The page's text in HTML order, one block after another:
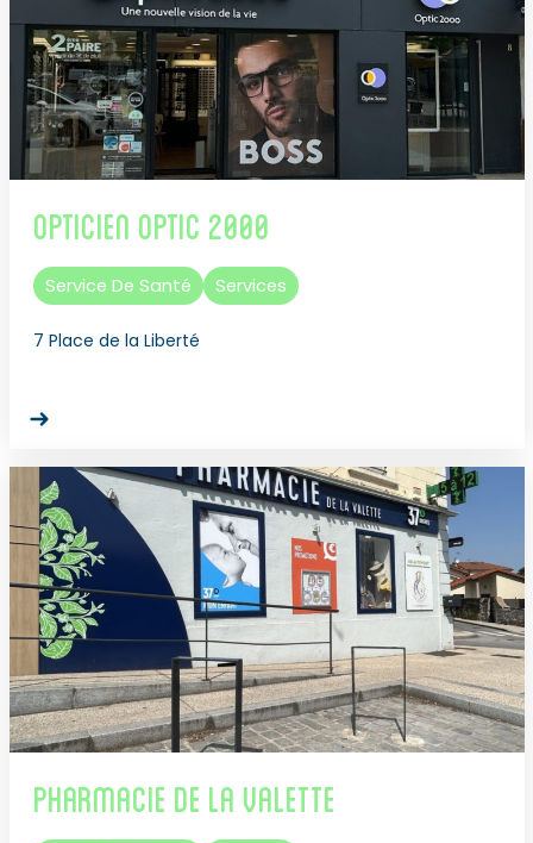
Opticien Optic 2000
Service De Santé Services
7 Place de la Liberté
Pharmacie de la Valette